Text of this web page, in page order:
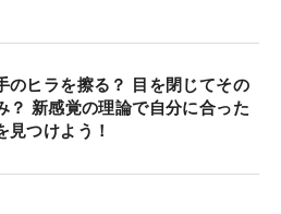
のヒラを擦る？ 目を閉じてその
？ 新感覚の理論で自分に合った
見つけよう！